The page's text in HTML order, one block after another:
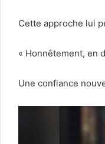
Cette approche lui
« Honnêtement, en
Une confiance